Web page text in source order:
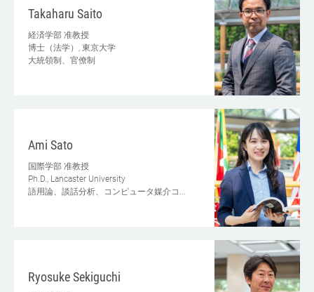
Takaharu Saito
経済学部 准教授
博士（法学）, 東京大学
大統領制、官僚制
Ami Sato
国際学部 准教授
Ph.D., Lancaster University
語用論、談話分析、コンピュータ媒介コ...
Ryosuke Sekiguchi